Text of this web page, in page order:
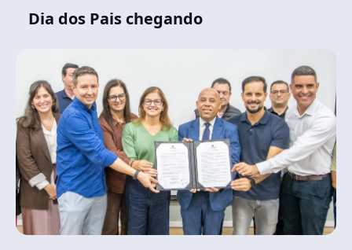
Dia dos Pais chegando